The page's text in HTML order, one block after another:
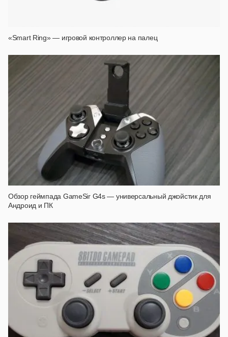
«Smart Ring» — игровой контроллер на палец
Обзор геймпада GameSir G4s — универсальный джойстик для
Андроид и ПК